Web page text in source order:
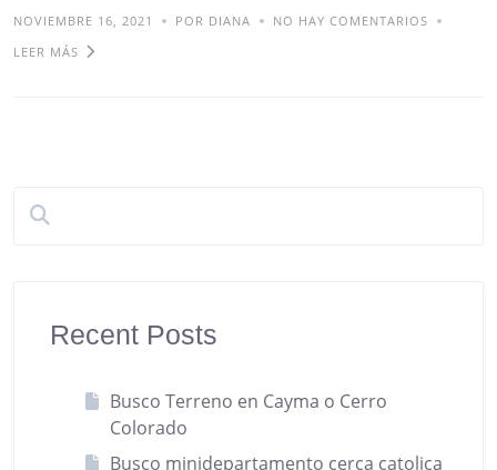
NOVIEMBRE 16, 2021 POR DIANA
NO HAY COMENTARIOS
LEER MÁS
Recent Posts
Busco Terreno en Cayma o Cerro
Colorado
Busco minidepartamento cerca catolica